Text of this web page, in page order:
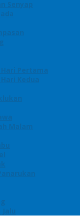
Senyap
Pertama
Kedua
Malam